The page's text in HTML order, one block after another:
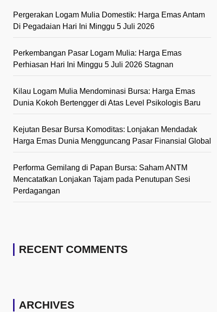
Pergerakan Logam Mulia Domestik: Harga Emas Antam
Di Pegadaian Hari Ini Minggu 5 Juli 2026
Perkembangan Pasar Logam Mulia: Harga Emas
Perhiasan Hari Ini Minggu 5 Juli 2026 Stagnan
Kilau Logam Mulia Mendominasi Bursa: Harga Emas
Dunia Kokoh Bertengger di Atas Level Psikologis Baru
Kejutan Besar Bursa Komoditas: Lonjakan Mendadak
Harga Emas Dunia Mengguncang Pasar Finansial Global
Performa Gemilang di Papan Bursa: Saham ANTM
Mencatatkan Lonjakan Tajam pada Penutupan Sesi
Perdagangan
RECENT COMMENTS
ARCHIVES